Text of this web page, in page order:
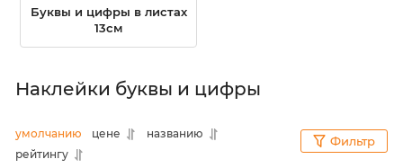
Буквы и цифры в листах
13см
Наклейки буквы и цифры
умолчанию цене
названию
рейтингу
Фильтр